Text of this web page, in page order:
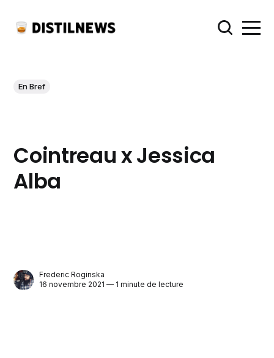
En Bref
Cointreau x Jessica
Alba
Frederic Roginska
16 novembre 2021 — 1 minute de lecture